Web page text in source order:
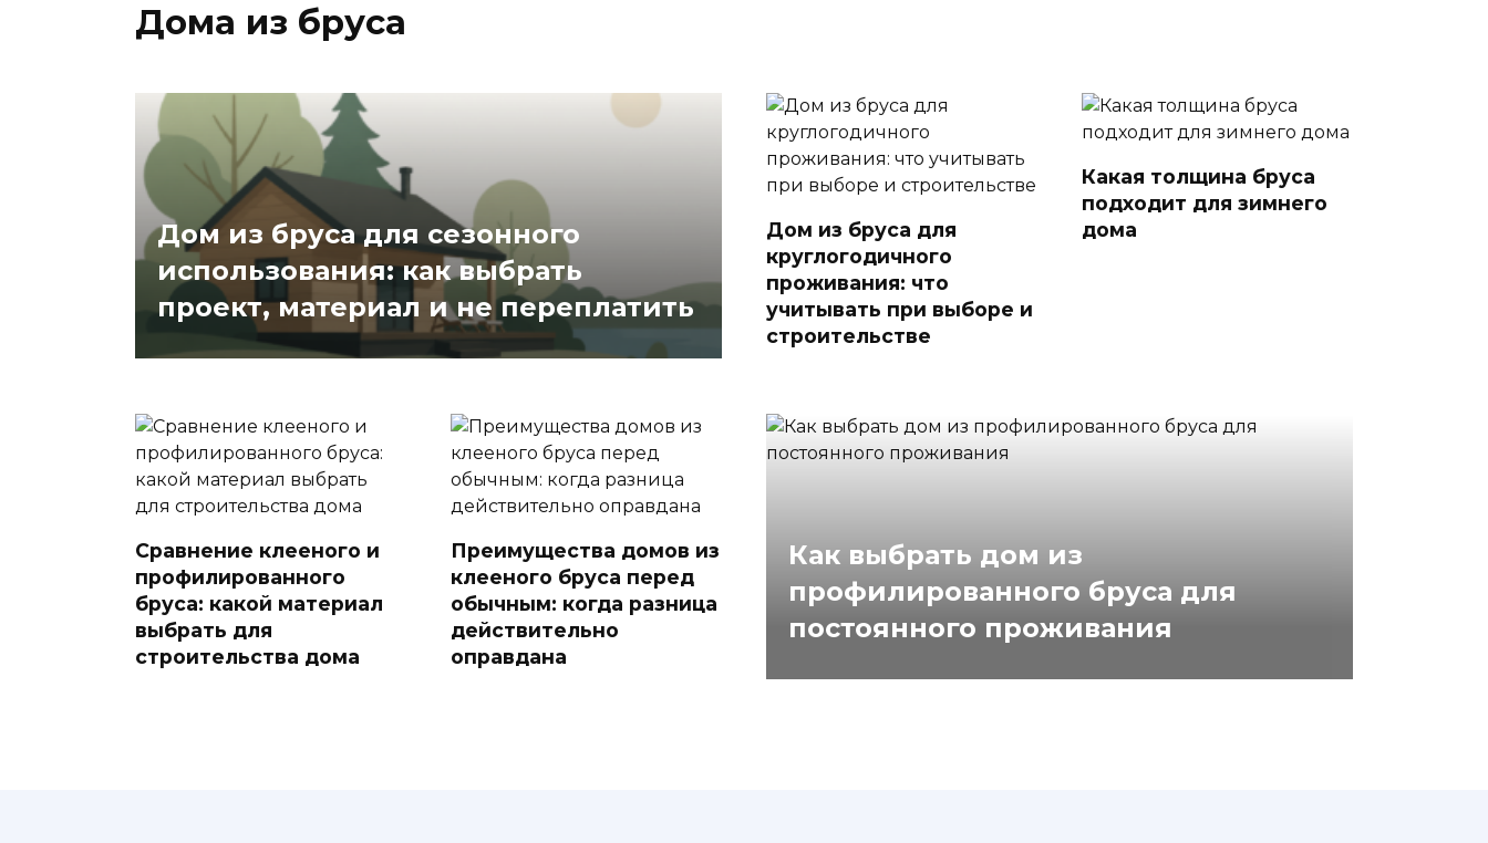
Дома из бруса
Дом из бруса для сезонного
использования: как выбрать
проект, материал и не переплатить
Дом из бруса для
круглогодичного
проживания: что
учитывать при выборе и
строительстве
Какая толщина бруса
подходит для зимнего
дома
Сравнение клееного и
профилированного
бруса: какой материал
выбрать для
строительства дома
Преимущества домов из
клееного бруса перед
обычным: когда разница
действительно
оправдана
Как выбрать дом из
профилированного бруса для
постоянного проживания